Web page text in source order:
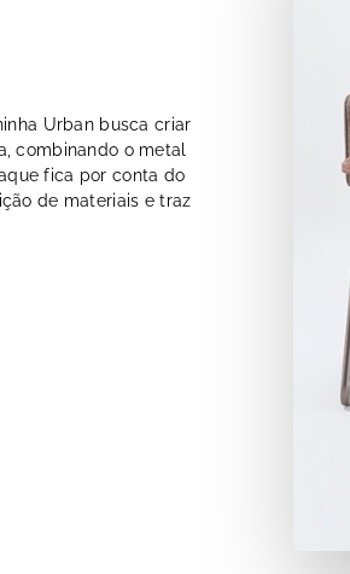
Urban busca criar
combinando o metal
fica por conta do
de materiais e traz